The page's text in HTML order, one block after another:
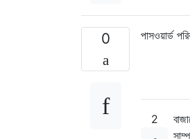
0 পাসওয়ার্ড
2